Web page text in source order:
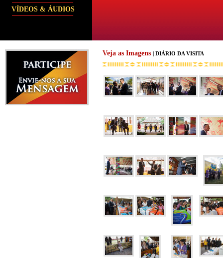
VÍDEOS & ÁUDIOS
Veja as Imagens | DIÁRIO DA VISITA